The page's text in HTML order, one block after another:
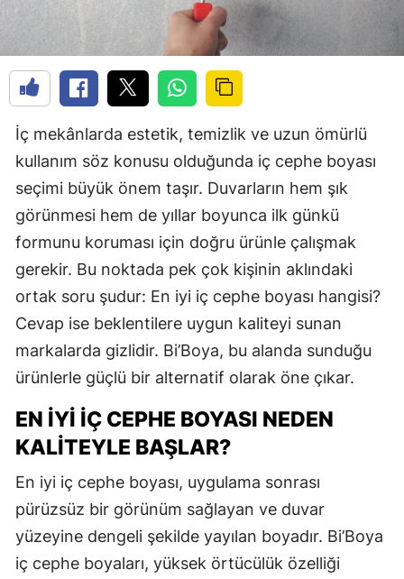
İç mekânlarda estetik, temizlik ve uzun ömürlü
kullanım söz konusu olduğunda iç cephe boyası
seçimi büyük önem taşır. Duvarların hem şık
görünmesi hem de yıllar boyunca ilk günkü
formunu koruması için doğru ürünle çalışmak
gerekir. Bu noktada pek çok kişinin aklındaki
ortak soru şudur: En iyi iç cephe boyası hangisi?
Cevap ise beklentilere uygun kaliteyi sunan
markalarda gizlidir. Bi’Boya, bu alanda sunduğu
ürünlerle güçlü bir alternatif olarak öne çıkar.
EN İYI İÇ CEPHE BOYASI NEDEN
KALITEYLE BAŞLAR?
En iyi iç cephe boyası, uygulama sonrası
pürüzsüz bir görünüm sağlayan ve duvar
yüzeyine dengeli şekilde yayılan boyadır. Bi’Boya
iç cephe boyaları, yüksek örtücülük özelliği